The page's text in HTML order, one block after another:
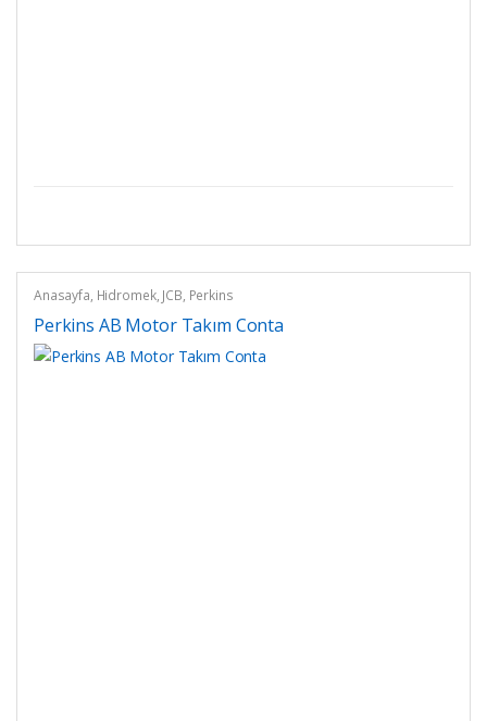
Anasayfa, Hidromek, JCB, Perkins
Perkins AB Motor Takım Conta